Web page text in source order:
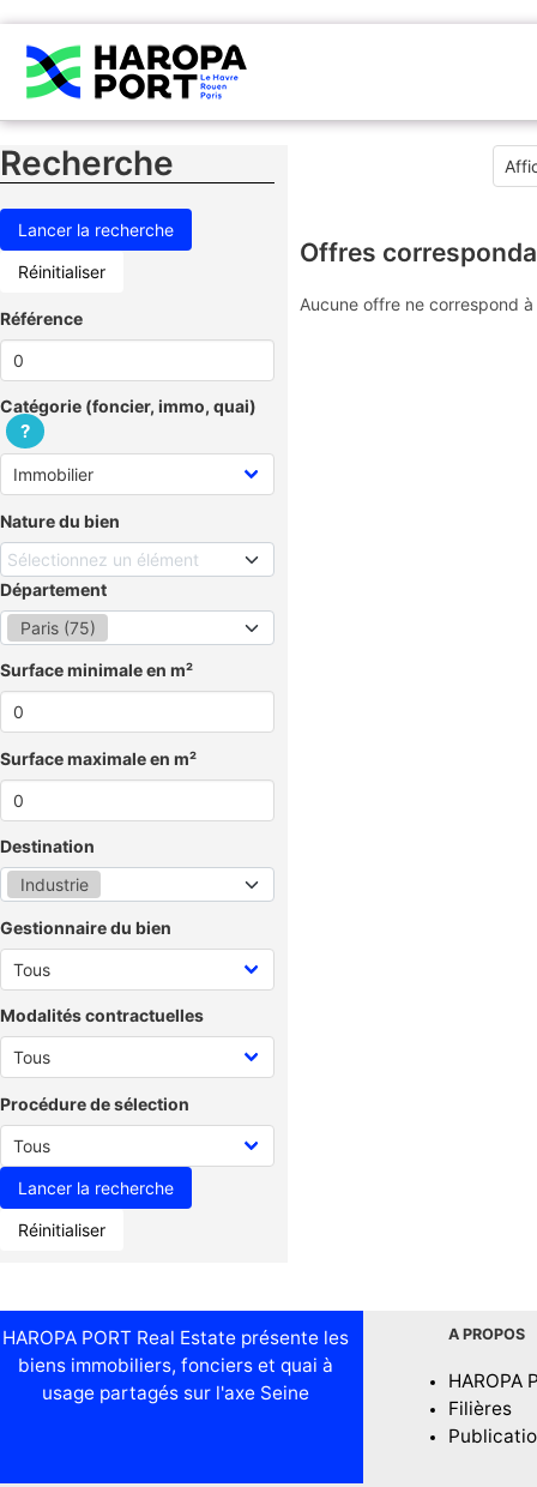
Recherche
Réinitialiser
Référence
Catégorie (foncier, immo, quai)
?
Nature du bien
Sélectionnez un élément
Département
Paris (75)
Surface minimale en m²
Surface maximale en m²
Destination
Industrie
Gestionnaire du bien
Modalités contractuelles
Procédure de sélection
Réinitialiser
Offres
Aucune offre ne correspond
HAROPA PORT Real Estate présente les
biens immobiliers, fonciers et quai à
usage partagés sur l'axe Seine
A PROPOS
HAROPA
Filières